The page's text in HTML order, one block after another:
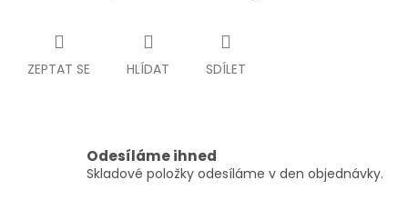
ZEPTAT SE HLÍDAT SDÍLET
Odesíláme ihned
Skladové položky odesíláme v den objednávky.